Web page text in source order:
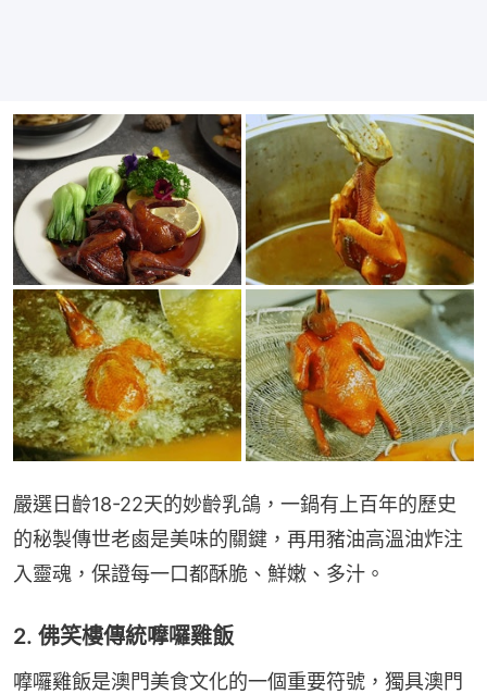
嚴選日齡18-22天的妙齡乳鴿，一鍋有上百年的歷史
的秘製傳世老鹵是美味的關鍵，再用豬油高溫油炸注
入靈魂，保證每一口都酥脆、鮮嫩、多汁。
2. 佛笑樓傳統嚤囉雞飯
嚤囉雞飯是澳門美食文化的一個重要符號，獨具澳門